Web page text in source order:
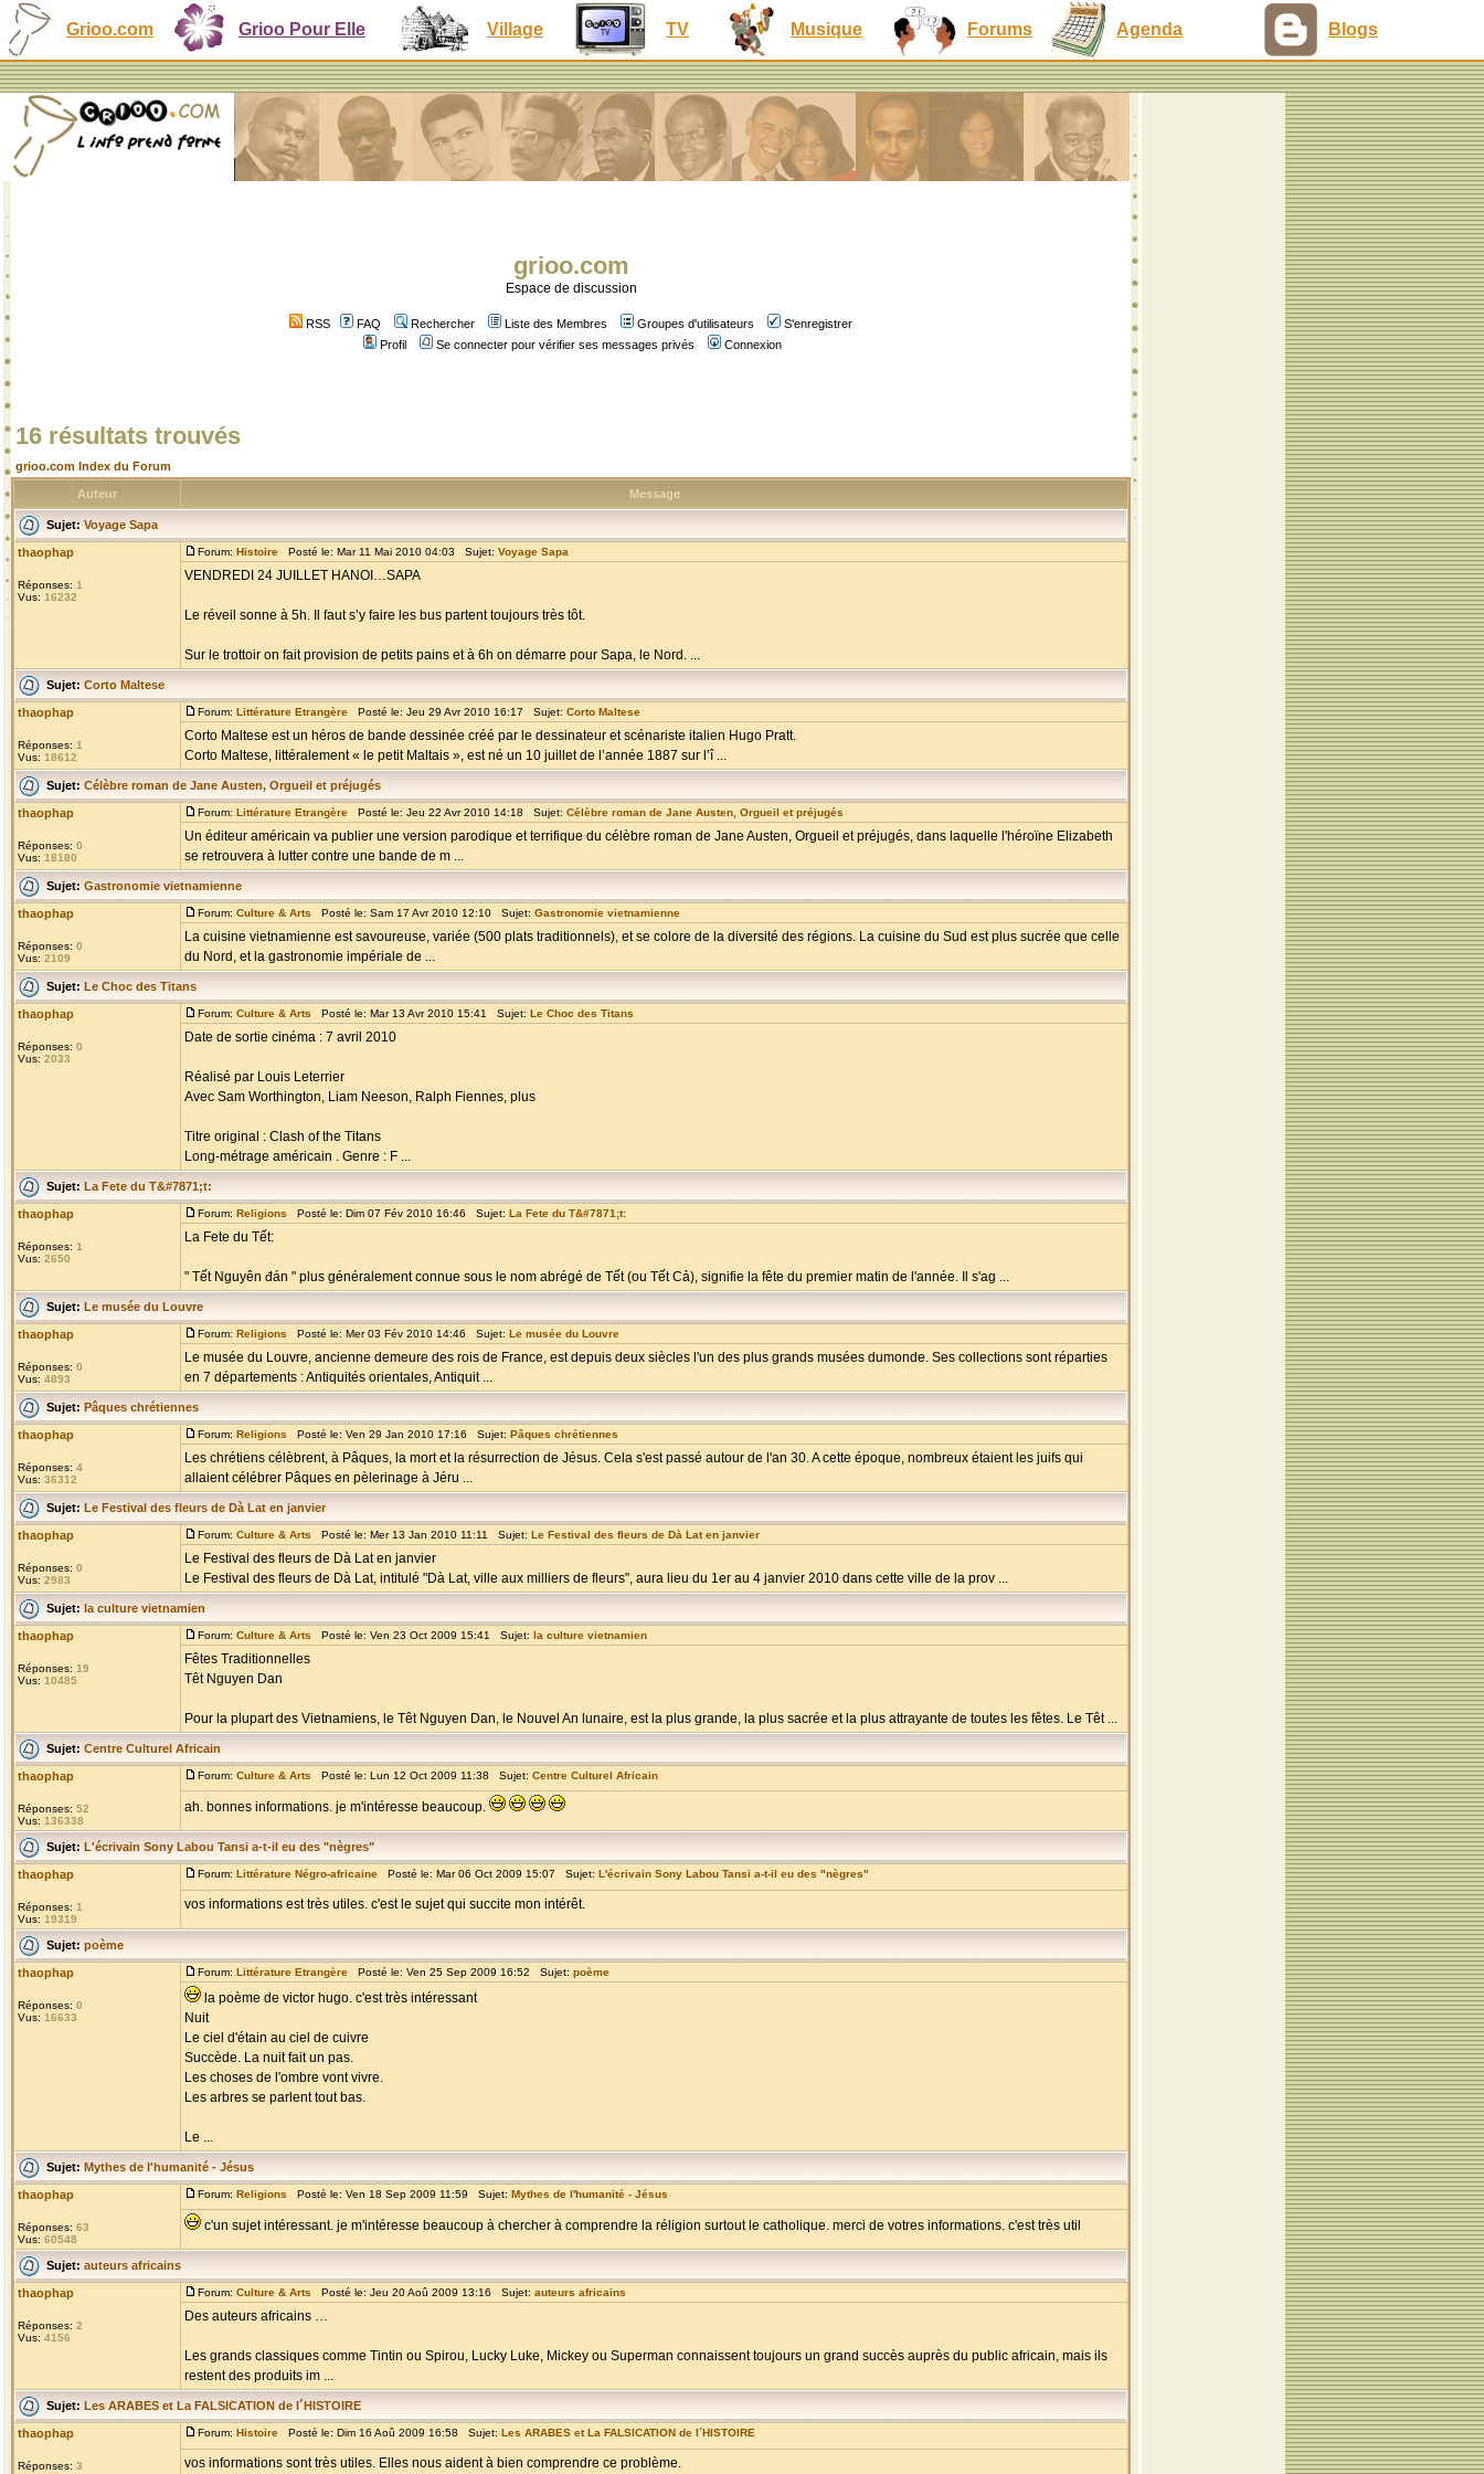
Grioo.com Grioo Pour Elle Village TV Musique Forums Agenda Blogs
grioo.com
Espace de discussion
RSS FAQ Rechercher Liste des Membres Groupes d'utilisateurs
S'enregistrer
Profil
Se connecter pour vérifier ses messages privés Connexion
16 résultats trouvés
grioo.com Index du Forum
Auteur Message
Sujet: Voyage Sapa
thaophap
Réponses: 1
Vus: 16232
Forum: Histoire Posté le: Mar 11 Mai 2010 04:03 Sujet: Voyage Sapa
VENDREDI 24 JUILLET HANOI…SAPA
Le réveil sonne à 5h. Il faut s’y faire les bus partent toujours très tôt.
Sur le trottoir on fait provision de petits pains et à 6h on démarre pour Sapa, le Nord. ...
Sujet: Corto Maltese
thaophap
Réponses: 1
Vus: 18612
Forum: Littérature Etrangère Posté le: Jeu 29 Avr 2010 16:17 Sujet: Corto Maltese
Corto Maltese est un héros de bande dessinée créé par le dessinateur et scénariste italien Hugo Pratt.
Corto Maltese, littéralement « le petit Maltais », est né un 10 juillet de l’année 1887 sur l’î ...
Sujet: Célèbre roman de Jane Austen, Orgueil et préjugés
thaophap
Réponses: 0
Vus: 18180
Forum: Littérature Etrangère Posté le: Jeu 22 Avr 2010 14:18 Sujet: Célèbre roman de Jane Austen, Orgueil et préjugés
Un éditeur américain va publier une version parodique et terrifique du célèbre roman de Jane Austen, Orgueil et préjugés, dans laquelle l'héroïne Elizabeth
se retrouvera à lutter contre une bande de m ...
Sujet: Gastronomie vietnamienne
thaophap
Réponses: 0
Vus: 2109
Forum: Culture & Arts Posté le: Sam 17 Avr 2010 12:10 Sujet: Gastronomie vietnamienne
La cuisine vietnamienne est savoureuse, variée (500 plats traditionnels), et se colore de la diversité des régions. La cuisine du Sud est plus sucrée que celle
du Nord, et la gastronomie impériale de ...
Sujet: Le Choc des Titans
thaophap
Réponses: 0
Vus: 2033
Forum: Culture & Arts Posté le: Mar 13 Avr 2010 15:41 Sujet: Le Choc des Titans
Date de sortie cinéma : 7 avril 2010
Réalisé par Louis Leterrier
Avec Sam Worthington, Liam Neeson, Ralph Fiennes, plus
Titre original : Clash of the Titans
Long-métrage américain . Genre : F ...
Sujet: La Fete du T&#7871;t:
thaophap
Réponses: 1
Vus: 2650
Forum: Religions Posté le: Dim 07 Fév 2010 16:46 Sujet: La Fete du T&#7871;t:
La Fete du Tết:
" Tết Nguyên đán " plus généralement connue sous le nom abrégé de Tết (ou Tết Cả), signifie la fête du premier matin de l'année. Il s'ag ...
Sujet: Le musée du Louvre
thaophap
Réponses: 0
Vus: 4893
Forum: Religions Posté le: Mer 03 Fév 2010 14:46 Sujet: Le musée du Louvre
Le musée du Louvre, ancienne demeure des rois de France, est depuis deux siècles l'un des plus grands musées dumonde. Ses collections sont réparties
en 7 départements : Antiquités orientales, Antiquit ...
Sujet: Pâques chrétiennes
thaophap
Réponses: 4
Vus: 36312
Forum: Religions Posté le: Ven 29 Jan 2010 17:16 Sujet: Pâques chrétiennes
Les chrétiens célèbrent, à Pâques, la mort et la résurrection de Jésus. Cela s'est passé autour de l'an 30. A cette époque, nombreux étaient les juifs qui
allaient célébrer Pâques en pèlerinage à Jéru ...
Sujet: Le Festival des fleurs de Dà Lat en janvier
thaophap
Réponses: 0
Vus: 2983
Forum: Culture & Arts Posté le: Mer 13 Jan 2010 11:11 Sujet: Le Festival des fleurs de Dà Lat en janvier
Le Festival des fleurs de Dà Lat en janvier
Le Festival des fleurs de Dà Lat, intitulé "Dà Lat, ville aux milliers de fleurs", aura lieu du 1er au 4 janvier 2010 dans cette ville de la prov ...
Sujet: la culture vietnamien
thaophap
Réponses: 19
Vus: 10485
Forum: Culture & Arts Posté le: Ven 23 Oct 2009 15:41 Sujet: la culture vietnamien
Fêtes Traditionnelles
Têt Nguyen Dan
Pour la plupart des Vietnamiens, le Têt Nguyen Dan, le Nouvel An lunaire, est la plus grande, la plus sacrée et la plus attrayante de toutes les fêtes. Le Têt ...
Sujet: Centre Culturel Africain
thaophap
Réponses: 52
Vus: 136338
Forum: Culture & Arts Posté le: Lun 12 Oct 2009 11:38 Sujet: Centre Culturel Africain
ah. bonnes informations. je m'intéresse beaucoup.
Sujet: L'écrivain Sony Labou Tansi a-t-il eu des "nègres"
thaophap
Réponses: 1
Vus: 19319
Forum: Littérature Négro-africaine Posté le: Mar 06 Oct 2009 15:07 Sujet: L'écrivain Sony Labou Tansi a-t-il eu des "nègres"
vos informations est très utiles. c'est le sujet qui succite mon intérêt.
Sujet: poème
thaophap
Réponses: 0
Vus: 16633
Forum: Littérature Etrangère Posté le: Ven 25 Sep 2009 16:52 Sujet: poème
la poème de victor hugo. c'est très intéressant
Nuit
Le ciel d'étain au ciel de cuivre
Succède. La nuit fait un pas.
Les choses de l'ombre vont vivre.
Les arbres se parlent tout bas.
Le ...
Sujet: Mythes de l'humanité - Jésus
thaophap
Réponses: 63
Vus: 60548
Forum: Religions Posté le: Ven 18 Sep 2009 11:59 Sujet: Mythes de l'humanité - Jésus
c'un sujet intéressant. je m'intéresse beaucoup à chercher à comprendre la réligion surtout le catholique. merci de votres informations. c'est très util
Sujet: auteurs africains
thaophap
Réponses: 2
Vus: 4156
Forum: Culture & Arts Posté le: Jeu 20 Aoû 2009 13:16 Sujet: auteurs africains
Des auteurs africains …
Les grands classiques comme Tintin ou Spirou, Lucky Luke, Mickey ou Superman connaissent toujours un grand succès auprès du public africain, mais ils
restent des produits im ...
Sujet: Les ARABES et La FALSICATION de l´HISTOIRE
thaophap
Réponses: 3
Forum: Histoire Posté le: Dim 16 Aoû 2009 16:58 Sujet: Les ARABES et La FALSICATION de l´HISTOIRE
vos informations sont très utiles. Elles nous aident à bien comprendre ce problème.